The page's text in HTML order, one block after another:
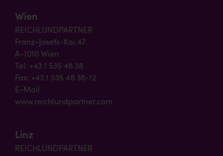
Wien
REICHLUNDPARTNER
Franz-Josefs-Kai 47
A-1010 Wien
Tel: +43 1 535 48 38
Fax: +43 1 535 48 38-12
E-Mail
www.reichlundpartner.com
Linz
REICHLUNDPARTNER